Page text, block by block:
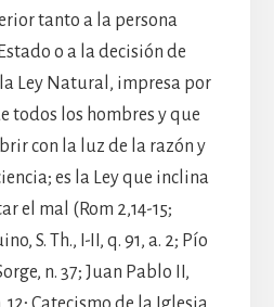
tanto a la persona
o a la decisión de
Ley Natural, impresa por
todos los hombres y que
con la luz de la razón y
es la Ley que inclina
el mal (Rom 2,14-15;
S. Th., I-II, q. 91, a. 2; Pío
n. 37; Juan Pablo II,